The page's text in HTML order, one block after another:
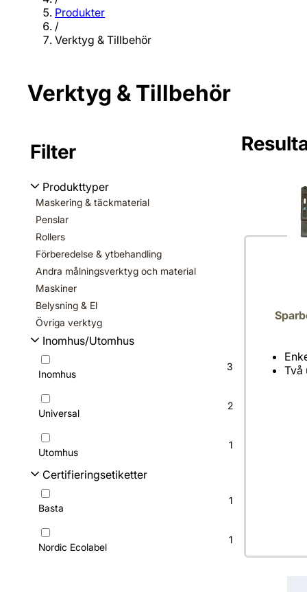
Produkter
/
Verktyg & Tillbehör
Verktyg & Tillbehör
Filter
Produkttyper
Maskering & täckmaterial
Penslar
Rollers
Förberedelse & ytbehandling
Andra målningsverktyg och material
Maskiner
Belysning & El
Övriga verktyg
Inomhus/Utomhus
Inomhus
3
Universal
2
Utomhus
1
Certifieringsetiketter
Basta
1
Nordic Ecolabel
1
Två